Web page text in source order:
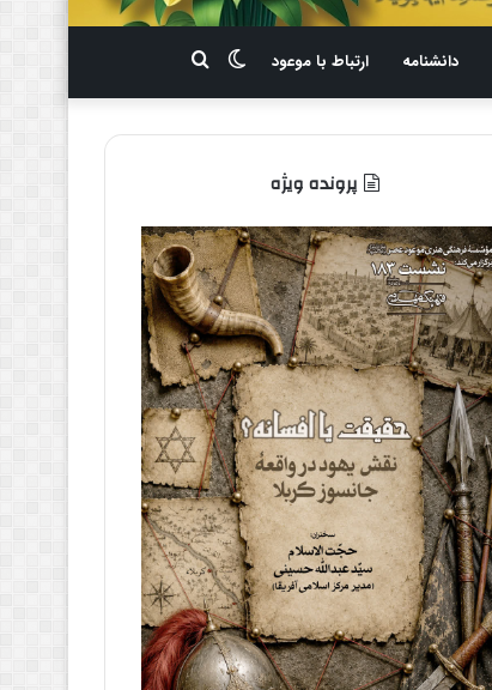
دانشنامه ارتباط با موعود
برای
تغییر
پوسته
پرونده ویژه